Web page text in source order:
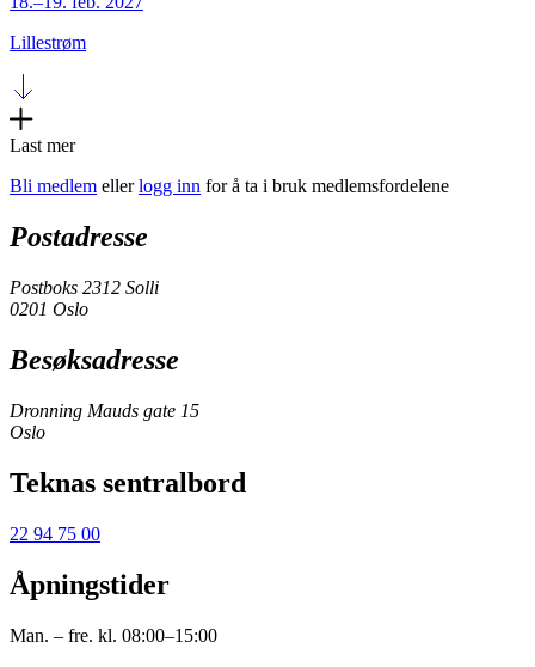
Lillestrøm
Last mer
Bli medlem ellerlogg inn for å ta i bruk medlemsfordelene
Postadresse
Postboks 2312 Solli
0201 Oslo
Besøksadresse
Dronning Mauds gate 15
Oslo
Teknas sentralbord
22 94 75 00
Åpningstider
Man. – fre. kl. 08:00–15:00